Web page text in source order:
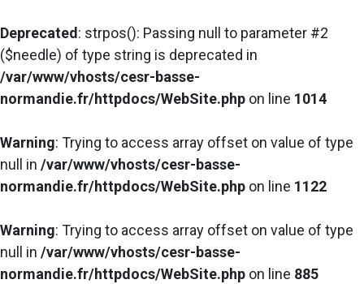
Deprecated : strpos(): Passing null to parameter #2
($needle) of type string is deprecated in
/var/www/vhosts/cesr-basse-
normandie.fr/httpdocs/WebSite.php on line 1014
Warning: Trying to access array offset on value of type
null in /var/www/vhosts/cesr-basse-
normandie.fr/httpdocs/WebSite.php on line 1122
Warning: Trying to access array offset on value of type
null in /var/www/vhosts/cesr-basse-
normandie.fr/httpdocs/WebSite.php on line 885